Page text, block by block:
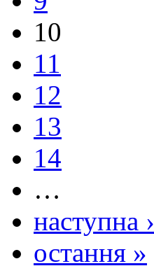
10
11
12
13
14
…
наступна ›
остання »